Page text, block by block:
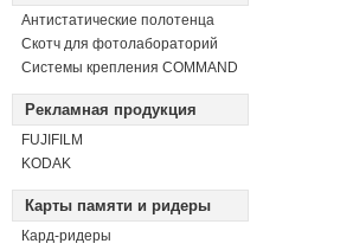
Антистатические полотенца
Скотч для фотолабораторий
Системы крепления COMMAND
Рекламная продукция
FUJIFILM
KODAK
Карты памяти и ридеры
Кард-ридеры